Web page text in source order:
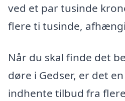
ved et par tusinde
flere ti tusinde,
Når du skal finde det
døre i Gedser, er det
indhente tilbud fra